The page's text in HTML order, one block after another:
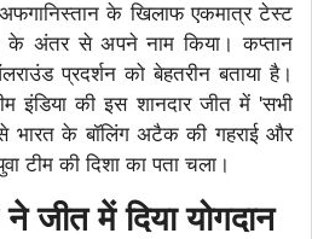
के खिलाफ एकमात्र टेस्ट
के अंतर से अपने नाम किया। कप्तान
प्रदर्शन को बेहतरीन बताया है।
इंडिया की इस शानदार जीत में 'सभी
भारत के बॉलिंग अटैक की गहराई और
टीम की दिशा का पता चला।
जीत में दिया योगदान